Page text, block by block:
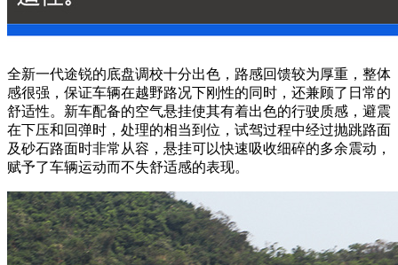
全新一代途锐的底盘调校十分出色，路感回馈较为厚重，整体
感很强，保证车辆在越野路况下刚性的同时，还兼顾了日常的
舒适性。新车配备的空气悬挂使其有着出色的行驶质感，避震
在下压和回弹时，处理的相当到位，试驾过程中经过抛跳路面
及砂石路面时非常从容，悬挂可以快速吸收细碎的多余震动，
赋予了车辆运动而不失舒适感的表现。